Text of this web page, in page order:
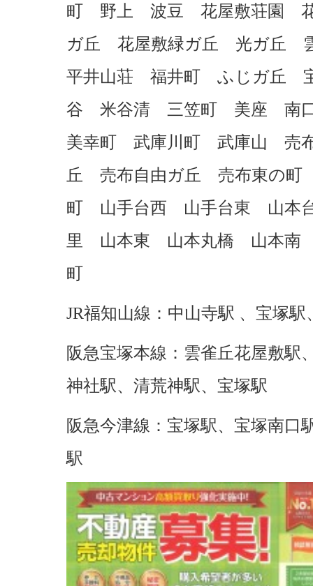
町 野上 波豆 花屋敷荘園 花
ガ丘 花屋敷緑ガ丘 光ガ丘
平井山荘 福井町 ふじガ丘
谷 米谷清 三笠町 美座 南
美幸町 武庫川町 武庫山 売
丘 売布自由ガ丘 売布東の
町 山手台西 山手台東 山本
里 山本東 山本丸橋 山本南
町
JR福知山線：中山寺駅 、宝塚駅
阪急宝塚本線：雲雀丘花屋敷駅
神社駅、清荒神駅、宝塚駅
阪急今津線：宝塚駅、宝塚南口
駅